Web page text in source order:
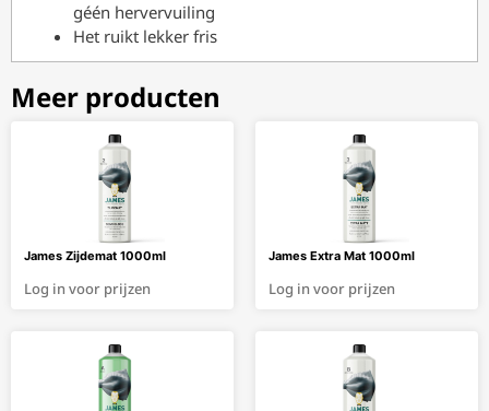
géén hervervuiling
Het ruikt lekker fris
Meer producten
James Zijdemat 1000ml
Log in voor prijzen
James Extra Mat 1000ml
Log in voor prijzen